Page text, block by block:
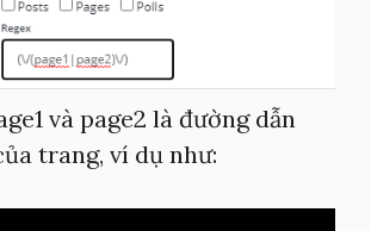
và page2 là đường dẫn
trang, ví dụ như: